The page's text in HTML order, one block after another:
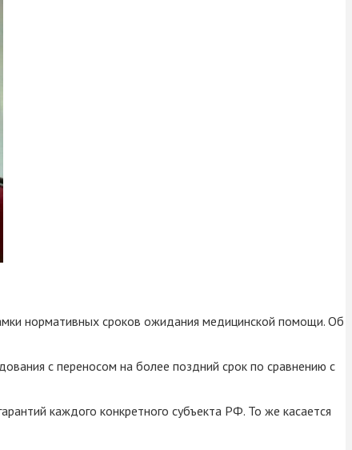
нормативных сроков ожидания медицинской помощи. Об
с переносом на более поздний срок по сравнению с
каждого конкретного субъекта РФ. То же касается